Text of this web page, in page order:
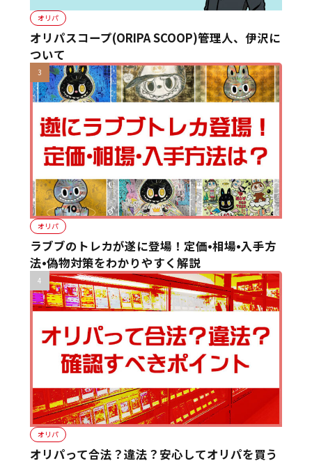
オリパ
オリパスコープ(ORIPA SCOOP)管理人、伊沢に
ついて
オリパ
ラブブのトレカが遂に登場！定価•相場•入手方
法•偽物対策をわかりやすく解説
オリパ
オリパって合法？違法？安心してオリパを買う